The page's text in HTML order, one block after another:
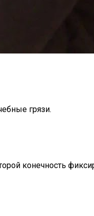
грязи.
конечность